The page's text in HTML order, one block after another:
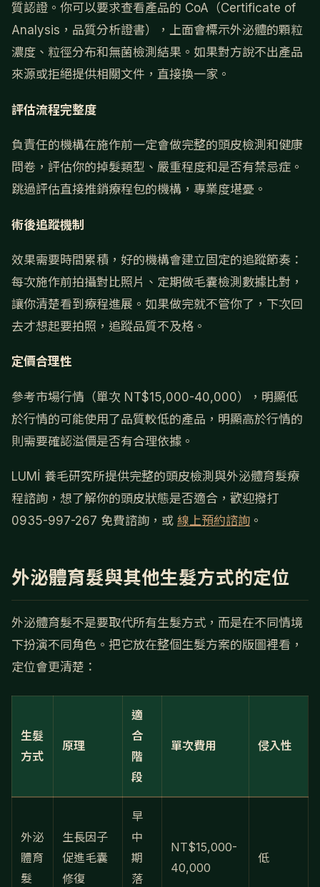
質認證。你可以要求查看產品的 CoA（Certificate of
Analysis，品質分析證書），上面會標示外泌體的顆粒
濃度、粒徑分布和無菌檢測結果。如果對方說不出產品
來源或拒絕提供相關文件，直接換一家。
評估流程完整度
負責任的機構在施作前一定會做完整的頭皮檢測和健康
問卷，評估你的掉髮類型、嚴重程度和是否有禁忌症。
跳過評估直接推銷療程包的機構，專業度堪憂。
術後追蹤機制
效果需要時間累積，好的機構會建立固定的追蹤節奏：
每次施作前拍攝對比照片、定期做毛囊檢測數據比對，
讓你清楚看到療程進展。如果做完就不管你了，下次回
去才想起要拍照，追蹤品質不及格。
定價合理性
參考市場行情（單次 NT$15,000-40,000），明顯低
於行情的可能使用了品質較低的產品，明顯高於行情的
則需要確認溢價是否有合理依據。
LUMİ 養毛研究所提供完整的頭皮檢測與外泌體育髮療
程諮詢，想了解你的頭皮狀態是否適合，歡迎撥打
0935-997-267 免費諮詢，或 線上預約諮詢 。
外泌體育髮與其他生髮方式的定位
外泌體育髮不是要取代所有生髮方式，而是在不同情境
下扮演不同角色。把它放在整個生髮方案的版圖裡看，
定位會更清楚：
生髮
方式
原理
適
合
階
段
單次費用 侵入性
外泌
體育
髮
生長因子
促進毛囊
修復
早
中
期
落
NT$15,000-
40,000
低